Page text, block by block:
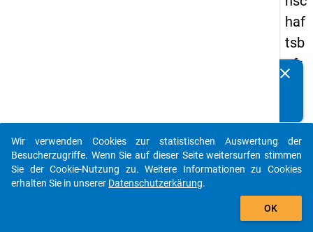
haf
tsb
efr
g
20
19
Details
clear
auto_stories
add_shopping_cart
Wir verwenden Cookies zur statistischen Auswertung der
Besucherzugriffe. Wenn Sie auf dieser Seite weitersurfen stimmen
Sie der Cookie-Nutzung zu. Weitere Informationen zu Cookies
erhalten Sie in unserer Datenschutzerkärung.
OK